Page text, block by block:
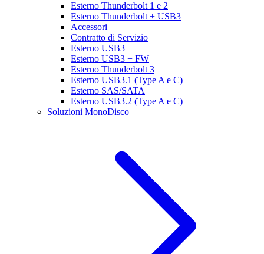
Esterno Thunderbolt 1 e 2
Esterno Thunderbolt + USB3
Accessori
Contratto di Servizio
Esterno USB3
Esterno USB3 + FW
Esterno Thunderbolt 3
Esterno USB3.1 (Type A e C)
Esterno SAS/SATA
Esterno USB3.2 (Type A e C)
Soluzioni MonoDisco